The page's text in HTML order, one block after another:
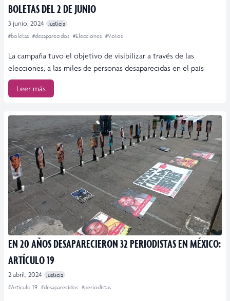
BOLETAS DEL 2 DE JUNIO
3 junio, 2024
Justicia
#boletas #desaparecidos #Elecciones #Votos
La campaña tuvo el objetivo de visibilizar a través de las
elecciones, a las miles de personas desaparecidas en el país
Leer más
EN 20 AÑOS DESAPARECIERON 32 PERIODISTAS EN MÉXICO:
ARTÍCULO 19
2 abril, 2024
Justicia
#Artículo 19 #desaparecidos #periodistas